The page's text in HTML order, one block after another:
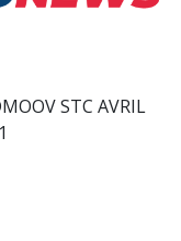
STC AVRIL